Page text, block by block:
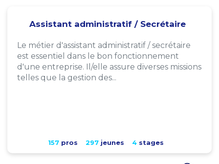
Assistant administratif / Secrétaire
Le métier d'assistant administratif / secrétaire
est essentiel dans le bon fonctionnement
d'une entreprise. Il/elle assure diverses missions
telles que la gestion des...
157pros 297jeunes 4stages